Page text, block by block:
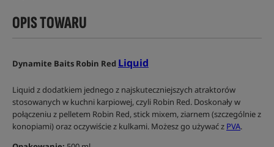
OPIS TOWARU
Dynamite Baits Robin Red Liquid
Liquid z dodatkiem jednego z najskuteczniejszych atraktorów
stosowanych w kuchni karpiowej, czyli Robin Red. Doskonały w
połączeniu z pelletem Robin Red, stick mixem, ziarnem (szczególnie z
konopiami) oraz oczywiście z kulkami. Możesz go używać z PVA.